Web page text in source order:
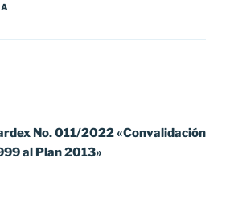
No. 011/2022 «Convalidación
al Plan 2013»